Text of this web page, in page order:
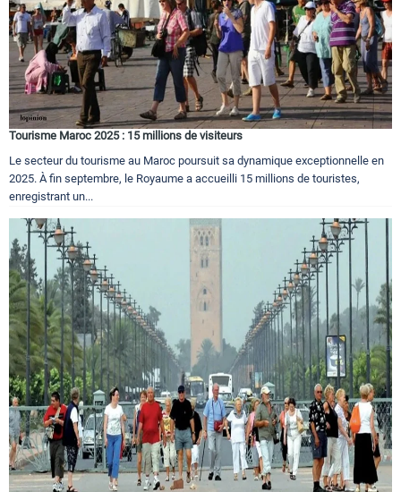
Tourisme Maroc 2025 : 15 millions de visiteurs
Le secteur du tourisme au Maroc poursuit sa dynamique exceptionnelle en
2025. À fin septembre, le Royaume a accueilli 15 millions de touristes,
enregistrant un...